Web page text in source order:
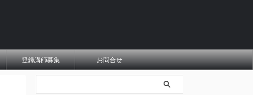
登録講師募集 お問合せ